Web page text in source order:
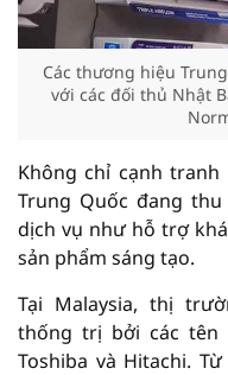
Các thương hiệu
với các đối thủ Nhật
Không chỉ cạnh tranh
Trung Quốc đang
dịch vụ như hỗ trợ
sản phẩm sáng tạo.
Tại Malaysia, thị
thống trị bởi các tên
Toshiba và Hitachi.